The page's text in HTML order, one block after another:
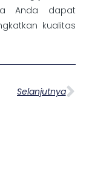
Anda dapat
kualitas
Selanjutnya